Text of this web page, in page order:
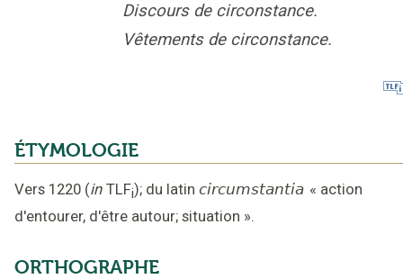
Discours de circonstance.
Vêtements de circonstance.
ÉTYMOLOGIE
Vers 1220 (in TLFi); du latin circumstantia « action
d'entourer, d'être autour; situation ».
ORTHOGRAPHE